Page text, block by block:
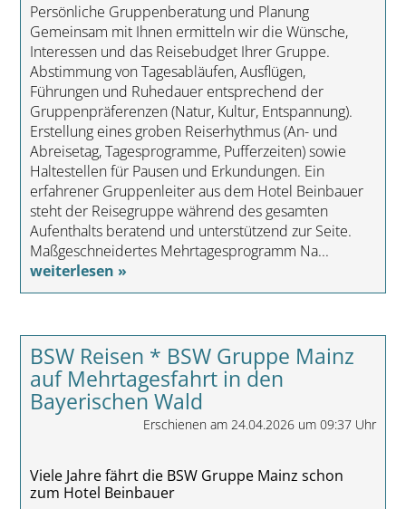
Persönliche Gruppenberatung und Planung
Gemeinsam mit Ihnen ermitteln wir die Wünsche,
Interessen und das Reisebudget Ihrer Gruppe.
Abstimmung von Tagesabläufen, Ausflügen,
Führungen und Ruhedauer entsprechend der
Gruppenpräferenzen (Natur, Kultur, Entspannung).
Erstellung eines groben Reiserhythmus (An- und
Abreisetag, Tagesprogramme, Pufferzeiten) sowie
Haltestellen für Pausen und Erkundungen. Ein
erfahrener Gruppenleiter aus dem Hotel Beinbauer
steht der Reisegruppe während des gesamten
Aufenthalts beratend und unterstützend zur Seite.
Maßgeschneidertes Mehrtagesprogramm Na...
weiterlesen »
BSW Reisen * BSW Gruppe Mainz
auf Mehrtagesfahrt in den
Bayerischen Wald
Erschienen am 24.04.2026 um 09:37 Uhr
Viele Jahre fährt die BSW Gruppe Mainz schon
zum Hotel Beinbauer